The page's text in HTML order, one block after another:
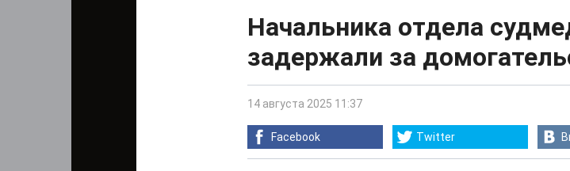
Начальника отдела
задержали за
14 августа 2025 11:37
Facebook Twitter